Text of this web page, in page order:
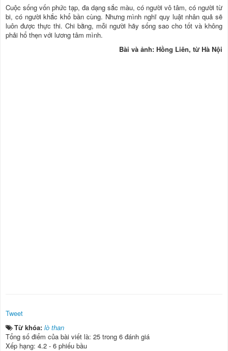
Cuộc sống vốn phức tạp, đa dạng sắc màu, có người vô tâm, có người từ
bi, có người khắc khổ bần cùng. Nhưng mình nghĩ quy luật nhân quả sẽ
luôn được thực thi. Chi bằng, mỗi người hãy sống sao cho tốt và không
phải hổ thẹn với lương tâm mình.
Bài và ảnh: Hồng Liên, từ Hà Nội
Tweet
Từ khóa: lò than
Tổng số điểm của bài viết là: 25 trong 6 đánh giá
Xếp hạng: 4.2 - 6 phiếu bầu